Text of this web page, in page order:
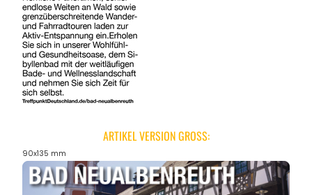
ARTIKEL VERSION GROSS:
90x135 mm